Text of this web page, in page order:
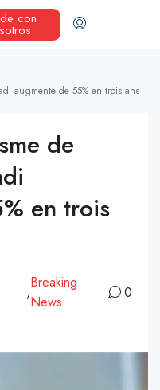
con
augmente de 55% en trois ans
de
en trois
,
Breaking
News
0